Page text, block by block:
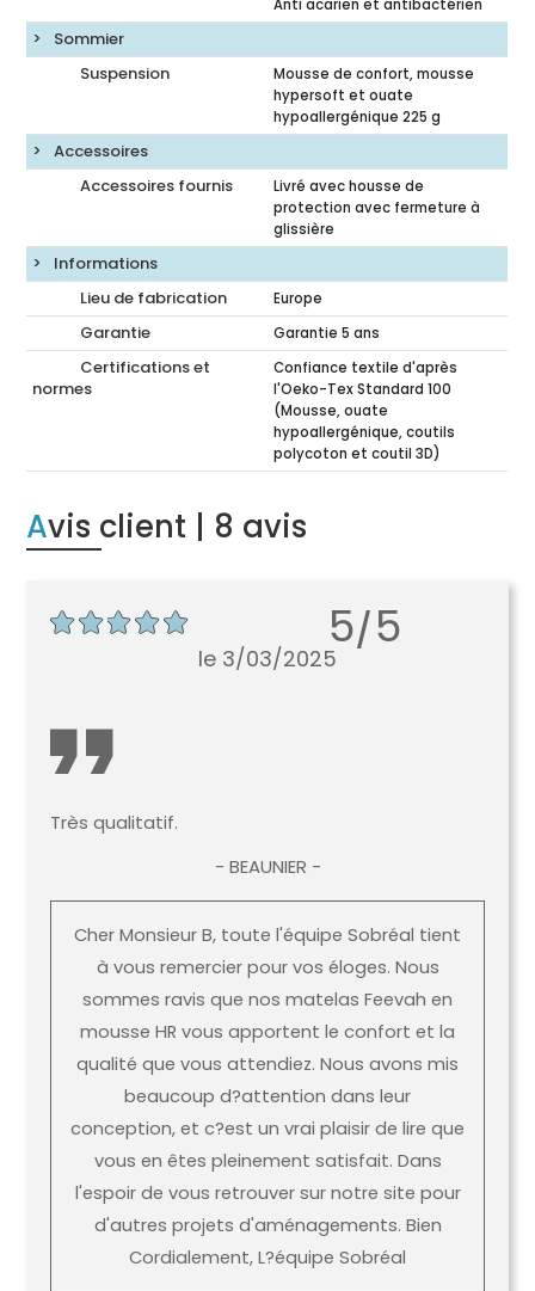
Anti acarien et antibactérien
Sommier
Suspension
Mousse de confort, mousse
hypersoft et ouate
hypoallergénique 225 g
Accessoires
Accessoires fournis
Livré avec housse de
protection avec fermeture à
glissière
Informations
Lieu de fabrication
Europe
Garantie Garantie 5 ans
Certifications et
normes
Confiance textile d'après
l'Oeko-Tex Standard 100
(Mousse, ouate
hypoallergénique, coutils
polycoton et coutil 3D)
Avis client | 8 avis
5/5
le 3/03/2025
Très qualitatif.
- BEAUNIER -
Cher Monsieur B, toute l'équipe Sobréal tient
à vous remercier pour vos éloges. Nous
sommes ravis que nos matelas Feevah en
mousse HR vous apportent le confort et la
qualité que vous attendiez. Nous avons mis
beaucoup d?attention dans leur
conception, et c?est un vrai plaisir de lire que
vous en êtes pleinement satisfait. Dans
l'espoir de vous retrouver sur notre site pour
d'autres projets d'aménagements. Bien
Cordialement, L?équipe Sobréal